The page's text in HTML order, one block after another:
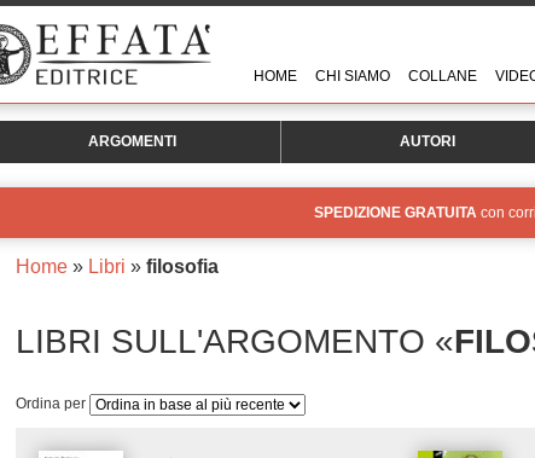
HOME CHI SIAMO COLLANE
ARGOMENTI AUTORI
SPEDIZIONE GRATUITA con
Home » Libri » filosofia
LIBRI SULL'ARGOMENTO «
Ordina per